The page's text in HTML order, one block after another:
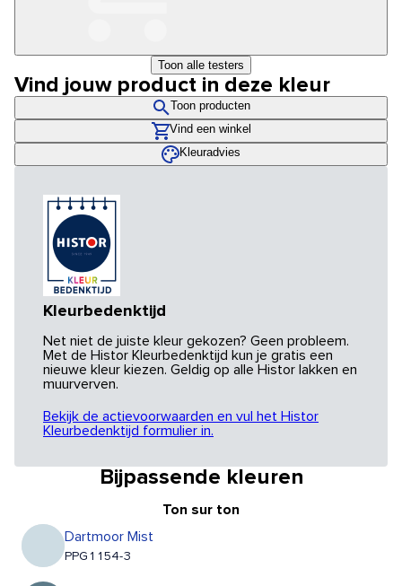
Toon alle testers
Vind jouw product in deze kleur
Toon producten
Vind een winkel
Kleuradvies
Kleurbedenktijd
Net niet de juiste kleur gekozen? Geen probleem.
Met de Histor Kleurbedenktijd kun je gratis een
nieuwe kleur kiezen. Geldig op alle Histor lakken en
muurverven.
Bekijk de actievoorwaarden en vul het Histor
Kleurbedenktijd formulier in.
Bijpassende kleuren
Ton sur ton
Dartmoor Mist
PPG1154-3